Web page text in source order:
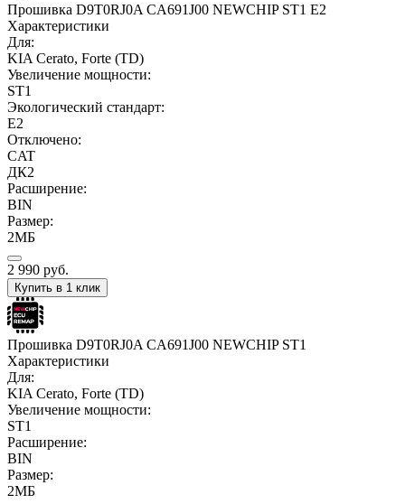
Прошивка D9T0RJ0A CA691J00 NEWCHIP ST1 E2
Характеристики
Для:
KIA Cerato, Forte (TD)
Увеличение мощности:
ST1
Экологический стандарт:
E2
Отключено:
CAT
ДК2
Расширение:
BIN
Размер:
2МБ
2 990 руб.
Купить в 1 клик
Прошивка D9T0RJ0A CA691J00 NEWCHIP ST1
Характеристики
Для:
KIA Cerato, Forte (TD)
Увеличение мощности:
ST1
Расширение:
BIN
Размер:
2МБ